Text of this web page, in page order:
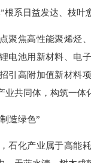
根系日益发达、枝叶
焦高性能聚烯烃、
电池用新材料、电
引高附加值新材料
共同体，构筑一体
造绿色”
化产业属于高能耗